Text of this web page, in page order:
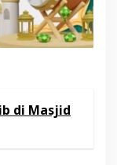
di Masjid